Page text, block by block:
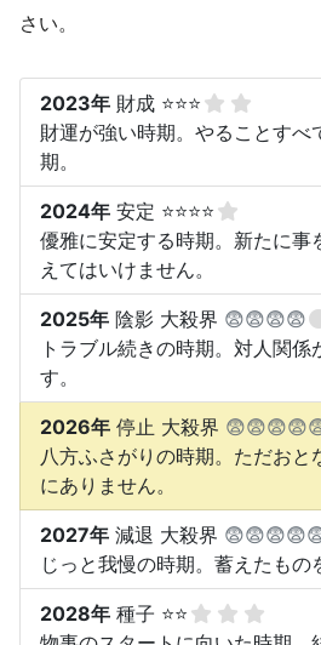
さい。
2023年 財成 ⭐⭐⭐
財運が強い時期。やることすべ
期。
2024年 安定 ⭐⭐⭐⭐
優雅に安定する時期。新たに事
えてはいけません。
2025年 陰影 大殺界 😨😨😨😨
トラブル続きの時期。対人関係
す。
2026年 停止 大殺界
八方ふさがりの時期。ただおと
にありません。
2027年 減退 大殺界
じっと我慢の時期。蓄えたもの
2028年 種子 ⭐⭐